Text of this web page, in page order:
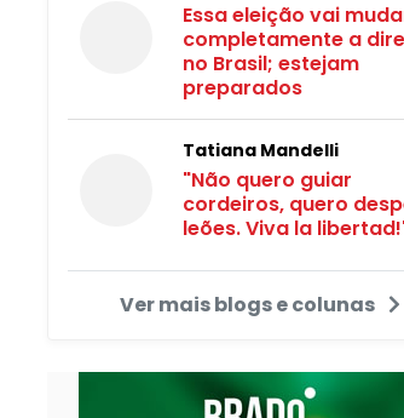
Essa eleição vai
completamente a
no Brasil; estejam
preparados
Tatiana Mandelli
"Não quero guiar
cordeiros, quero
leões. Viva la
Ver mais blogs e colunas